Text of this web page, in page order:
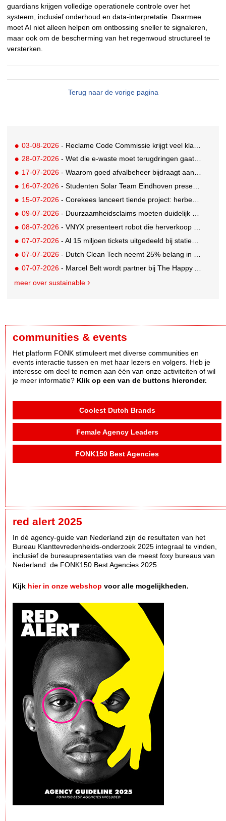
guardians krijgen volledige operationele controle over het
systeem, inclusief onderhoud en data-interpretatie. Daarmee
moet AI niet alleen helpen om ontbossing sneller te signaleren,
maar ook om de bescherming van het regenwoud structureel te
versterken.
Terug naar de vorige pagina
03-08-2026 - Reclame Code Commissie krijgt veel klachten over duurzaamheidsclaims
28-07-2026 - Wet die e-waste moet terugdringen gaat in, maar veel Nederlanders hebben er nog nooit van gehoord
17-07-2026 - Waarom goed afvalbeheer bijdraagt aan een professionelere bedrijfsvoering
16-07-2026 - Studenten Solar Team Eindhoven presenteren 's werelds eerste zonne-ambulance
15-07-2026 - Corekees lanceert tiende project: herbebossing met koffie
09-07-2026 - Duurzaamheidsclaims moeten duidelijk en controleerbaar zijn vanaf 27 september
08-07-2026 - VNYX presenteert robot die herverkoop van kleding vergemakkelijkt
07-07-2026 - Al 15 miljoen tickets uitgedeeld bij statiegeldwinactie met Tikkie
07-07-2026 - Dutch Clean Tech neemt 25% belang in bijna honderd jaar oud drinkwaterbedrijf in Guatemala
07-07-2026 - Marcel Belt wordt partner bij The Happy Activist
meer over sustainable
communities & events
Het platform FONK stimuleert met diverse communities en
events interactie tussen en met haar lezers en volgers. Heb je
interesse om deel te nemen aan één van onze activiteiten of wil
je meer informatie? Klik op een van de buttons hieronder.
Coolest Dutch Brands
Female Agency Leaders
FONK150 Best Agencies
red alert 2025
In dè agency-guide van Nederland zijn de resultaten van het
Bureau Klanttevredenheids-onderzoek 2025 integraal te vinden,
inclusief de bureaupresentaties van de meest foxy bureaus van
Nederland: de FONK150 Best Agencies 2025.
Kijk hier in onze webshop voor alle mogelijkheden.